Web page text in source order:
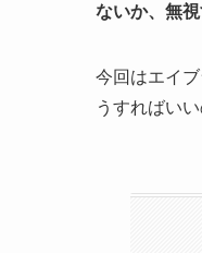
ないか、無
今回はエイ
うすればい